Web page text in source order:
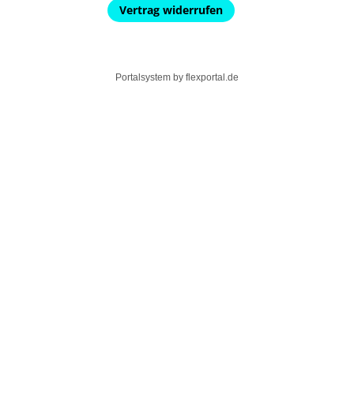
Vertrag widerrufen
Portalsystem by flexportal.de